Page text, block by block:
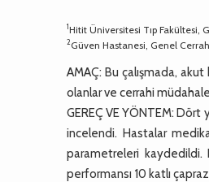
1Hitit Üniversitesi Tıp Fakültesi,
2Güven Hastanesi, Genel
AMAÇ: Bu çalışmada,
olanlar ve cerrahi
GEREÇ VE YÖNTEM:
incelendi. Hastalar
parametreleri kaydedildi.
performansı 10 katlı